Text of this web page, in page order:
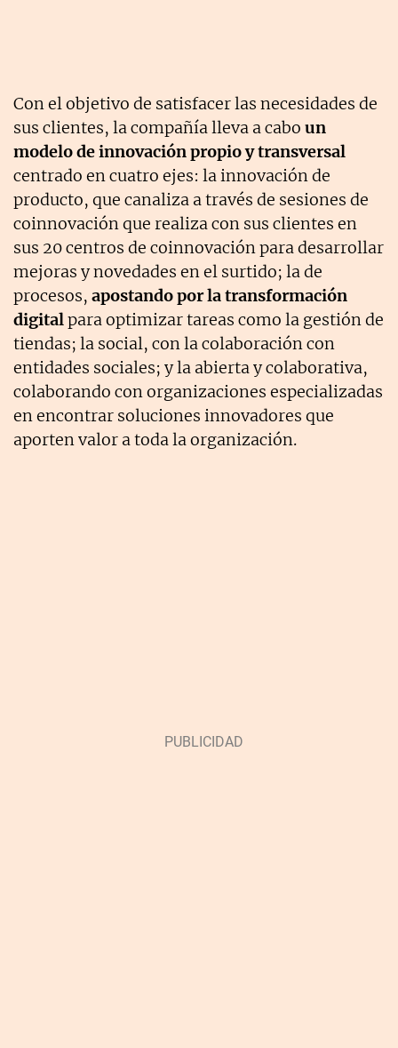
Con el objetivo de satisfacer las necesidades de
sus clientes, la compañía lleva a cabo un
modelo de innovación propio y transversal
centrado en cuatro ejes: la innovación de
producto, que canaliza a través de sesiones de
coinnovación que realiza con sus clientes en
sus 20 centros de coinnovación para desarrollar
mejoras y novedades en el surtido; la de
procesos, apostando por la transformación
digitalpara optimizar tareas como la gestión de
tiendas; la social, con la colaboración con
entidades sociales; y la abierta y colaborativa,
colaborando con organizaciones especializadas
en encontrar soluciones innovadores que
aporten valor a toda la organización.